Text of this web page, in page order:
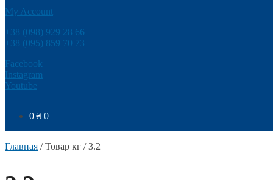
My Account
+38 (098) 929 28 66
+38 (095) 859 70 73
Facebook
Instagram
Youtube
0₴ 0
Главная /Товар кг /3.2